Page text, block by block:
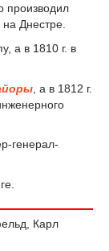
производил
Днестре.
а в 1810 г. в
, а в 1812 г.
генерал-
Карл